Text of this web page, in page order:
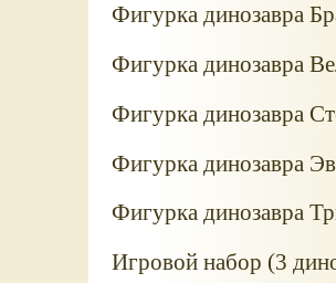
Фигурка динозавра
Фигурка динозавра
Фигурка динозавра
Фигурка динозавра
Фигурка динозавра
Игровой набор (3